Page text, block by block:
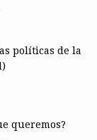
políticas de la
queremos?